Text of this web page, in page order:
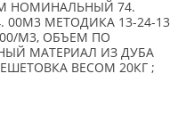
НОМИНАЛЬНЫЙ 74.
МЕТОДИКА 13-24-13
М3, ОБЪЕМ ПО
МАТЕРИАЛ ИЗ ДУБА
ВЕСОМ 20КГ ;